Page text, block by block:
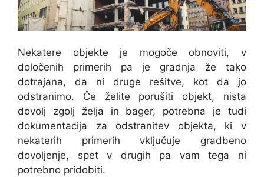
Nekatere objekte je mogoče obnoviti, v
določenih primerih pa je gradnja že tako
dotrajana, da ni druge rešitve, kot da jo
odstranimo. Če želite porušiti objekt, nista
dovolj zgolj želja in bager, potrebna je tudi
dokumentacija za odstranitev objekta, ki v
nekaterih primerih vključuje gradbeno
dovoljenje, spet v drugih pa vam tega ni
potrebno pridobiti.